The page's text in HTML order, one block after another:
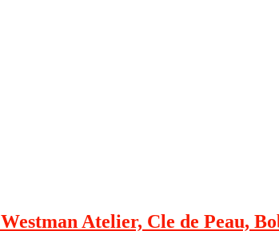
Atelier, Cle de Peau,